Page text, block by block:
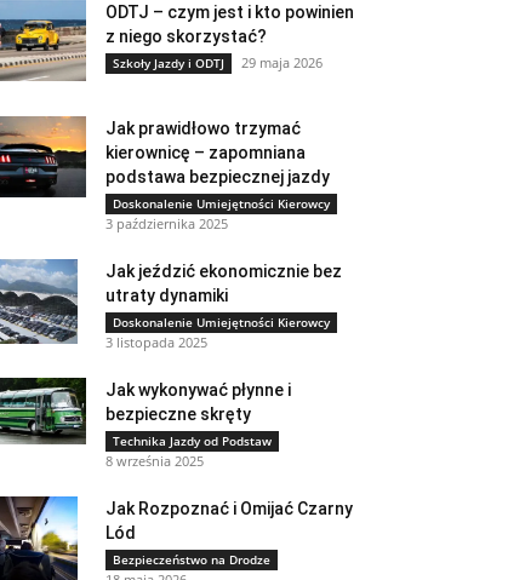
ODTJ – czym jest i kto powinien
z niego skorzystać?
Szkoły Jazdy i ODTJ 29 maja 2026
Jak prawidłowo trzymać
kierownicę – zapomniana
podstawa bezpiecznej jazdy
Doskonalenie Umiejętności Kierowcy
3 października 2025
Jak jeździć ekonomicznie bez
utraty dynamiki
Doskonalenie Umiejętności Kierowcy
3 listopada 2025
Jak wykonywać płynne i
bezpieczne skręty
Technika Jazdy od Podstaw
8 września 2025
Jak Rozpoznać i Omijać Czarny
Lód
Bezpieczeństwo na Drodze